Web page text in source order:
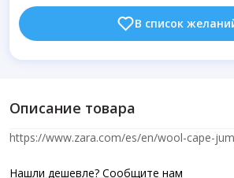
В список
Описание товара
https://www.zara.com/es/en/wool-cape-
Нашли дешевле? Сообщите нам